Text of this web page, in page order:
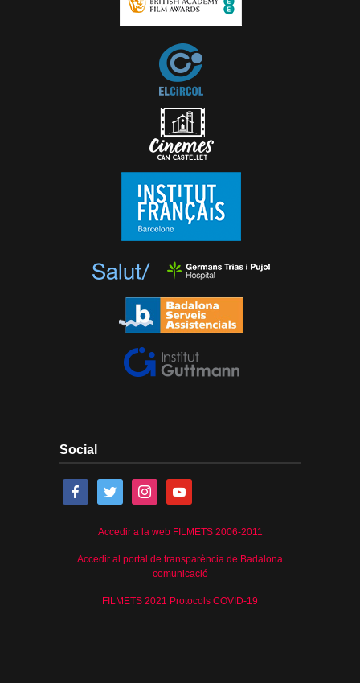
Social
Accedir a la web FILMETS 2006-2011
Accedir al portal de transparència de Badalona
comunicació
FILMETS 2021 Protocols COVID-19